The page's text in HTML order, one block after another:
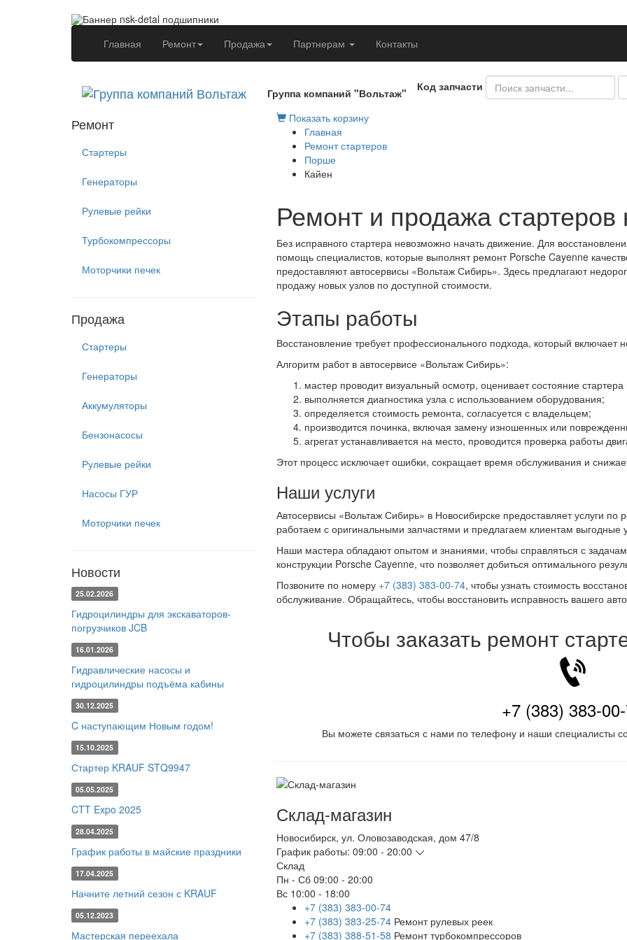
Главная (current)Ремонт Продажа Партнерам Контакты
Группа компаний "Вольтаж"
Код запчасти
Ремонт
Стартеры
Генераторы
Рулевые рейки
Турбокомпрессоры
Моторчики печек
Продажа
Стартеры
Генераторы
Аккумуляторы
Бензонасосы
Рулевые рейки
Насосы ГУР
Моторчики печек
Новости
25.02.2026
Гидроцилиндры для экскаваторов-
погрузчиков JCB
16.01.2026
Гидравлические насосы и
гидроцилиндры подъёма кабины
30.12.2025
C наступающим Новым годом!
15.10.2025
Стартер KRAUF STQ9947
05.05.2025
CTT Expo 2025
28.04.2025
График работы в майские праздники
17.04.2025
Начните летний сезон с KRAUF
05.12.2023
Мастерская переехала
Показать корзину
Главная
Ремонт стартеров
Порше
Кайен
Ремонт и продажа
Без исправного стартера невозможно начать движение. Для
помощь специалистов, которые выполнят ремонт Porsche Cayenne
предоставляют автосервисы «Вольтаж Сибирь». Здесь предлагают
продажу новых узлов по доступной стоимости.
Этапы работы
Восстановление требует профессионального подхода, который включает
Алгоритм работ в автосервисе «Вольтаж Сибирь»:
мастер проводит визуальный осмотр, оценивает состояние
выполняется диагностика узла с использованием оборудования;
определяется стоимость ремонта, согласуется с владельцем;
производится починка, включая замену изношенных или
агрегат устанавливается на место, проводится проверка работы
Этот процесс исключает ошибки, сокращает время обслуживания и
Наши услуги
Автосервисы «Вольтаж Сибирь» в Новосибирске предоставляет услуги
работаем с оригинальными запчастями и предлагаем клиентам выгодные
Наши мастера обладают опытом и знаниями, чтобы справляться с
конструкции Porsche Cayenne, что позволяет добиться оптимального
Позвоните по номеру +7 (383) 383-00-74, чтобы узнать стоимость
обслуживание. Обращайтесь, чтобы восстановить исправность вашего
Чтобы заказать ремонт
+7 (383) 383-
Вы можете связаться с нами по телефону и наши специалисты
Склад-магазин
Новосибирск, ул. Оловозаводская, дом 47/8
График работы: 09:00 - 20:00
Склад
Пн - Сб 09:00 - 20:00
Вс 10:00 - 18:00
+7 (383) 383-00-74
+7 (383) 383-25-74 Ремонт рулевых реек
+7 (383) 388-51-58 Ремонт турбокомпрессоров